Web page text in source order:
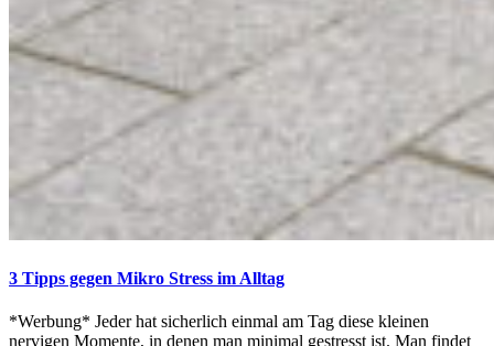
3 Tipps gegen Mikro Stress im Alltag
*Werbung* Jeder hat sicherlich einmal am Tag diese kleinen
nervigen Momente, in denen man minimal gestresst ist. Man findet